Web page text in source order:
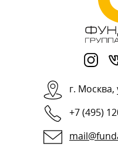
г. Москва,
+7 (495)